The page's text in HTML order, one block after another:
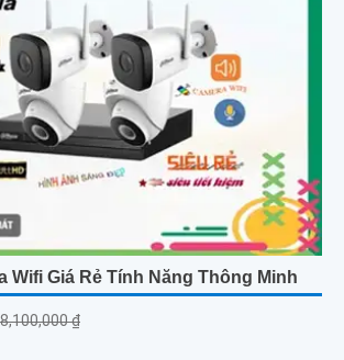
Wifi Giá Rẻ Tính Năng Thông Minh
8,100,000 ₫